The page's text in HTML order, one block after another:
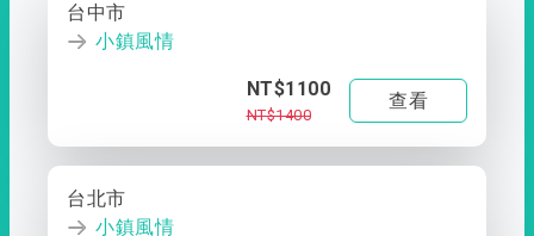
台中市
小鎮風情
NT$1100
NT$1400
查看
台北市
小鎮風情